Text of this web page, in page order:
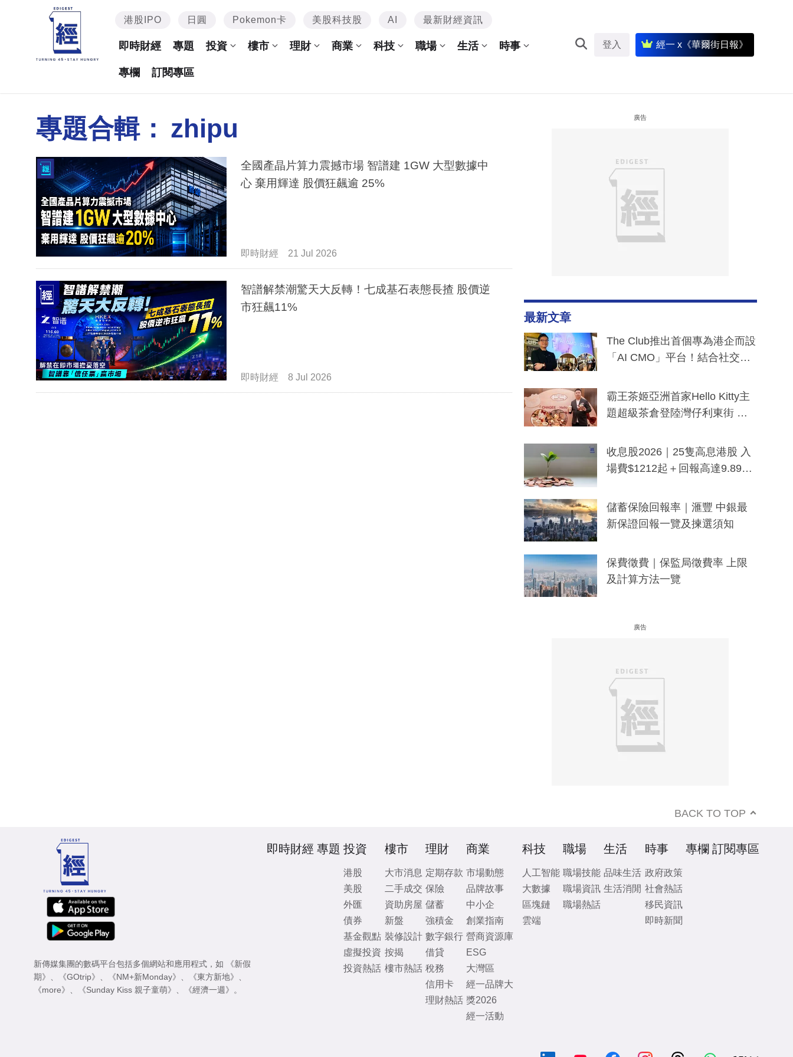
港股IPO 日圓 Pokemon卡 美股科技股 AI 最新財經資訊
即時財經 專題 投資 樓市 理財 商業 科技 職場 生活 時事
專欄 訂閱專區
登入 經一 x《華爾街日報》
專題合輯： zhipu
全國產晶片算力震撼市場 智譜建 1GW 大型數據中
心 棄用輝達 股價狂飆逾 25%
即時財經 21 Jul 2026
智譜解禁潮驚天大反轉！七成基石表態長揸 股價逆
市狂飆11%
即時財經 8 Jul 2026
廣告
最新文章
The Club推出首個專為港企而設
「AI CMO」平台！結合社交聆
分鐘生成「貼地」宣傳短片
霸王茶姬亞洲首家Hello Kitty主
題超級茶倉登陸灣仔利東街 推
y及香港限定特調系列
收息股2026｜25隻高息港股 入
場費$1212起＋回報高達9.89
儲蓄保險回報率｜滙豐 中銀最
新保證回報一覽及揀選須知
保費徵費｜保監局徵費率 上限
及計算方法一覽
廣告
BACK TO TOP
新傳媒集團的數碼平台包括多個網站和應用程式，如
《新假
期》
《GOtrip》 《NM+新Monday》 《東方新地》
《more》
《Sunday Kiss 親子童萌》 《經濟一週》 。
即時財經 專題 投資
港股
美股
外匯
債券
基金觀點
虛擬投資
投資熱話
樓市
大市消息
二手成交
資助房屋
新盤
裝修設計
按揭
樓市熱話
理財
定期存款
保險
儲蓄
強積金
數字銀行
借貸
稅務
信用卡
理財熱話
商業
市場動態
品牌故事
中小企
創業指南
營商資源庫
ESG
大灣區
經一品牌大
獎2026
經一活動
科技
人工智能
大數據
區塊鏈
雲端
職場
職場技能
職場資訊
職場熱話
生活
品味生活
生活消閒
時事
政府政策
社會熱話
移民資訊
即時新聞
專欄 訂閱專區